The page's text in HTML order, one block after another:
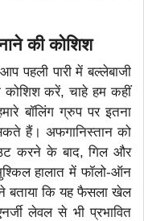
की कोशिश
पहली पारी में बल्लेबाजी
कोशिश करें, चाहे हम कहीं
बॉलिंग ग्रुप पर इतना
हैं। अफगानिस्तान को
करने के बाद, गिल और
हालात में फॉलो-ऑन
ने बताया कि यह फैसला खेल
लेवल से भी प्रभावित